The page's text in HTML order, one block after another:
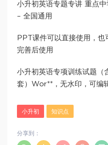
小升初英语专题专讲 重点中
– 全国通用
PPT课件可以直接使用，
完善后使用
小升初英语专项训练试题
套）Wor**，无水印，可编
小升初 知识点
分享到：